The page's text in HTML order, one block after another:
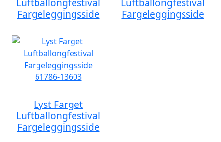
Luftballongfestival
Fargeleggingsside
Luftballongfestival
Fargeleggingsside
Lyst Farget
Luftballongfestival
Fargeleggingsside